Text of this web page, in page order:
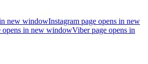
new windowInstagram page opens in new
opens in new windowViber page opens in